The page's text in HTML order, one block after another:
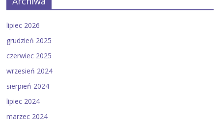
lipiec 2026
grudzień 2025
czerwiec 2025
wrzesień 2024
sierpień 2024
lipiec 2024
marzec 2024